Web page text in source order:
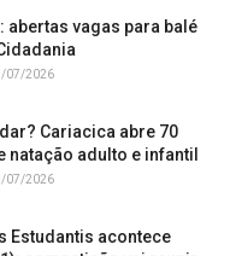
abertas vagas para balé
07/2026
Cariacica abre 70
natação adulto e infantil
07/2026
Estudantis acontece